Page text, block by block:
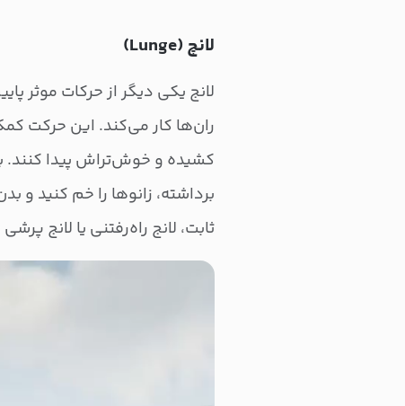
لانچ (Lunge)
لانج یکی دیگر از حرکات موثر
ران‌ها کار می‌کند. این حرکت
کشیده و خوش‌تراش پیدا کنند.
برداشته، زانوها را خم کنید و
ثابت، لانج راه‌رفتنی یا لانج